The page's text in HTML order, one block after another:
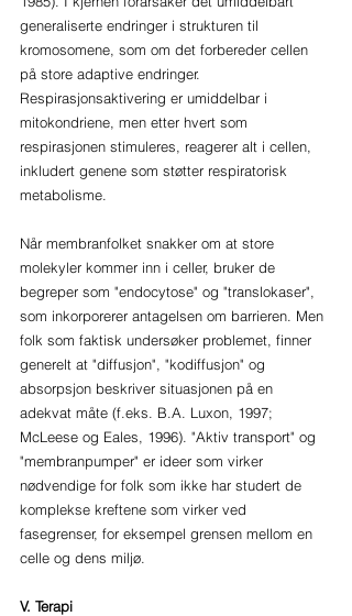
generaliserte endringer i strukturen til
kromosomene, som om det forbereder cellen
på store adaptive endringer.
Respirasjonsaktivering er umiddelbar i
mitokondriene, men etter hvert som
respirasjonen stimuleres, reagerer alt i cellen,
inkludert genene som støtter respiratorisk
metabolisme.
Når membranfolket snakker om at store
molekyler kommer inn i celler, bruker de
begreper som "endocytose" og "translokaser",
som inkorporerer antagelsen om barrieren. Men
folk som faktisk undersøker problemet, finner
generelt at "diffusjon", "kodiffusjon" og
absorpsjon beskriver situasjonen på en
adekvat måte (f.eks. B.A. Luxon, 1997;
McLeese og Eales, 1996). "Aktiv transport" og
"membranpumper" er ideer som virker
nødvendige for folk som ikke har studert de
komplekse kreftene som virker ved
fasegrenser, for eksempel grensen mellom en
celle og dens miljø.
V. Terapi